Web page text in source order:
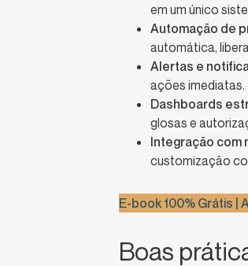
em um único
Automação de
automática,
Alertas e
ações imediatas.
Dashboards
glosas e
Integração com
customização
E-book 100% Grátis |
Boas